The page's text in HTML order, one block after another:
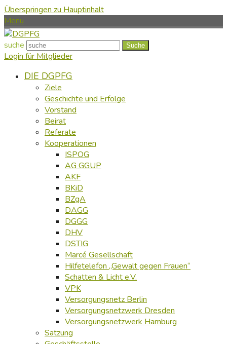
Überspringen zu Hauptinhalt
Menu
suche Suche
Login für Mitglieder
DIE DGPFG
Ziele
Geschichte und Erfolge
Vorstand
Beirat
Referate
Kooperationen
ISPOG
AG GGUP
AKF
BKiD
BZgA
DAGG
DGGG
DHV
DSTIG
Marcé Gesellschaft
Hilfetelefon „Gewalt gegen Frauen“
Schatten & Licht e.V.
VPK
Versorgungsnetz Berlin
Versorgungsnetzwerk Dresden
Versorgungsnetzwerk Hamburg
Satzung